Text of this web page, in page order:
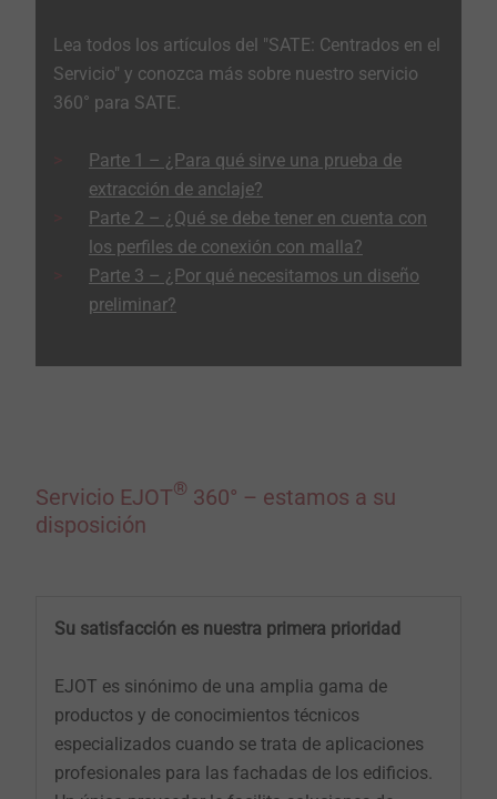
Lea todos los artículos del "SATE: Centrados en el
Servicio" y conozca más sobre nuestro servicio
360° para SATE.
Parte 1 – ¿Para qué sirve una prueba de
extracción de anclaje?
Parte 2 – ¿Qué se debe tener en cuenta con
los perfiles de conexión con malla?
Parte 3 – ¿Por qué necesitamos un diseño
preliminar?
Servicio EJOT® 360° – estamos a su
disposición
Su satisfacción es nuestra primera prioridad
EJOT es sinónimo de una amplia gama de
productos y de conocimientos técnicos
especializados cuando se trata de aplicaciones
profesionales para las fachadas de los edificios.